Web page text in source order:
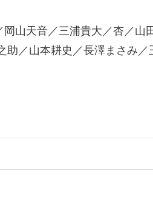
山天音／三浦貴大／杏／山
助／山本耕史／長澤まさみ／